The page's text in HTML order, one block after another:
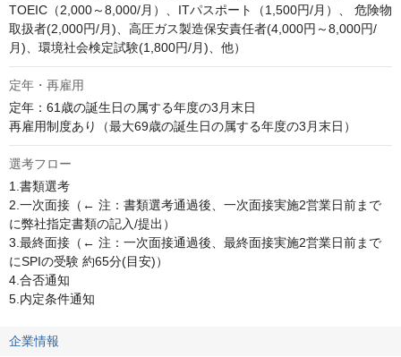
TOEIC（2,000～8,000/月）、ITパスポート（1,500円/月）、 危険物
取扱者(2,000円/月)、高圧ガス製造保安責任者(4,000円～8,000円/
月)、環境社会検定試験(1,800円/月)、他）
定年・再雇用
定年：61歳の誕生日の属する年度の3月末日
再雇用制度あり（最大69歳の誕生日の属する年度の3月末日）
選考フロー
1.書類選考
2.一次面接（← 注：書類選考通過後、一次面接実施2営業日前まで
に弊社指定書類の記入/提出）
3.最終面接（← 注：一次面接通過後、最終面接実施2営業日前まで
にSPIの受験 約65分(目安)）
4.合否通知
5.内定条件通知
企業情報